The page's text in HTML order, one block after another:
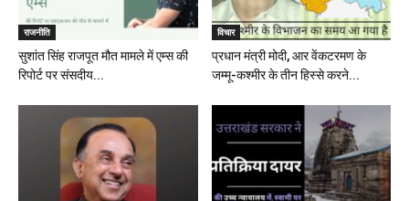
राजनीति
सुशांत सिंह राजपूत मौत मामले में एम्स की
रिपोर्ट पर संसदीय...
विचार
प्रधान मंत्री मोदी, आर वेंकटरमण के
जम्मू-कश्मीर के तीन हिस्से करने...